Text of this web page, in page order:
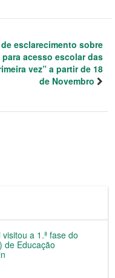
esclarecimento sobre
acesso escolar das
vez” a partir de 18
de Novembro
a 1.ª fase do
de Educação